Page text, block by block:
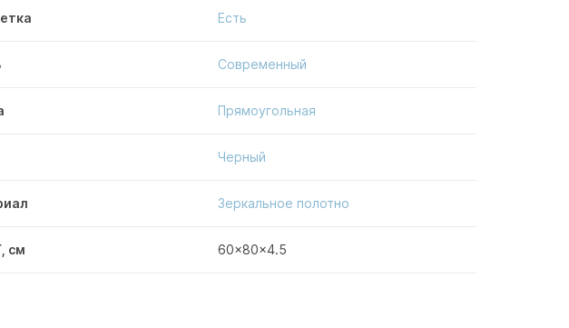
Есть
Современный
Прямоугольная
Черный
Зеркальное полотно
см 60x80x4.5